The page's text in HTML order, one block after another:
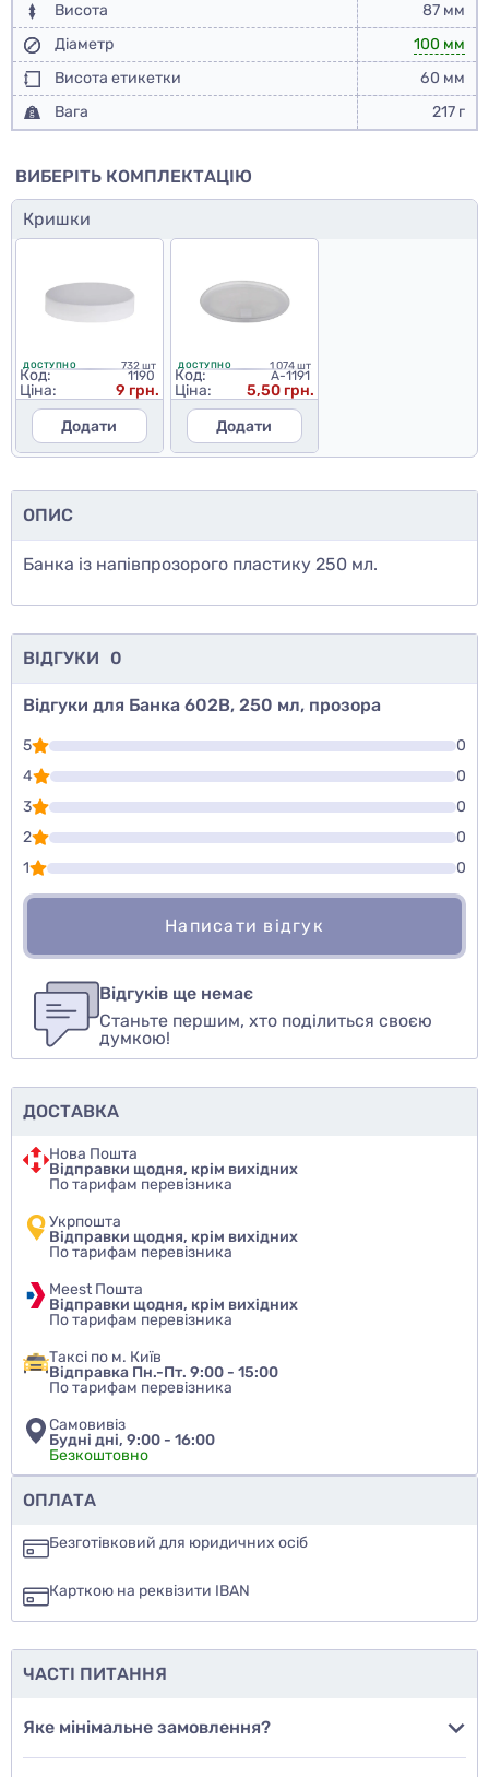
Висота
87 мм
Діаметр
100 мм
Висота етикетки
60 мм
Вага
217 г
ВИБЕРІТЬ КОМПЛЕКТАЦІЮ
Кришки
ДОСТУПНО 732 шт
Код: 1190
Ціна:
9 грн.
Додати
ДОСТУПНО 1 074 шт
Код: A-1191
Ціна:
5,50 грн.
Додати
ОПИС
Банка із напівпрозорого пластику 250 мл.
ВІДГУКИ 0
Відгуки для Банка 602В, 250 мл, прозора
5
0
4
0
3
0
2
0
1
0
Написати відгук
авторизуйтесьили войдите
Оцінити товар
Чи рекомендуєте ви цей товар
так
ще не знаю
Відгуків ще немає
Станьте першим, хто поділиться своєю
думкою!
ДОСТАВКА
Нова Пошта
Відправки щодня, крім вихідних
По тарифам перевізника
Укрпошта
Відправки щодня, крім вихідних
По тарифам перевізника
Meest Пошта
Відправки щодня, крім вихідних
По тарифам перевізника
Таксі по м. Київ
Відправка Пн.-Пт. 9:00 - 15:00
По тарифам перевізника
Самовивіз
Будні дні, 9:00 - 16:00
Безкоштовно
ОПЛАТА
Безготівковий для юридичних осіб
Карткою на реквізити IBAN
ЧАСТІ ПИТАННЯ
Яке мінімальне замовлення?